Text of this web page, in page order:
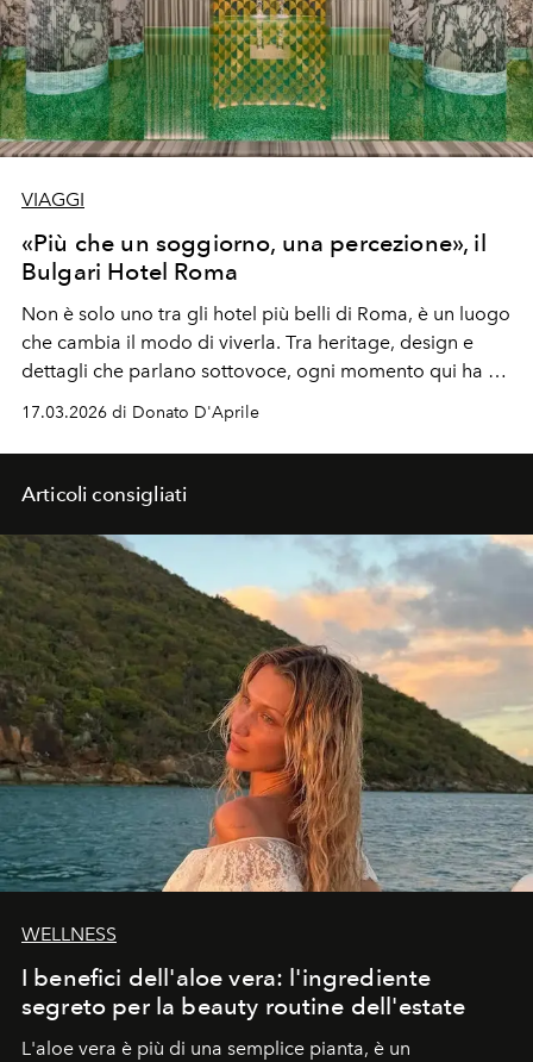
VIAGGI
«Più che un soggiorno, una percezione», il
Bulgari Hotel Roma
Non è solo uno tra gli hotel più belli di Roma, è un luogo
che cambia il modo di viverla. Tra heritage, design e
dettagli che parlano sottovoce, ogni momento qui ha un
peso completamente diverso Scopri, n
simbolico della città eterna, il Bulgari Hotel Roma.
17.03.2026 di Donato D'Aprile
Articoli consigliati
WELLNESS
I benefici dell'aloe vera: l'ingrediente
segreto per la beauty routine dell'estate
L'aloe vera è più di una semplice pianta, è un